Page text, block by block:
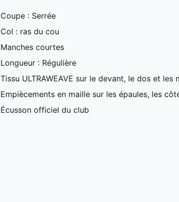
Coupe : Serrée
Col : ras du cou
Manches courtes
Longueur : Régulière
Tissu ULTRAWEAVE sur le devant, le dos et les
Empiècements en maille sur les épaules, les
Écusson officiel du club